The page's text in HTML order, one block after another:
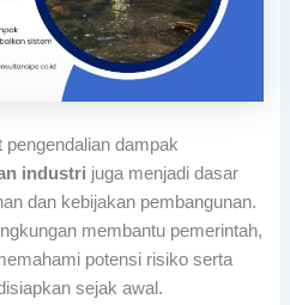
pengendalian dampak
industri juga menjadi dasar
dan kebijakan pembangunan.
membantu pemerintah,
potensi risiko serta
sejak awal.